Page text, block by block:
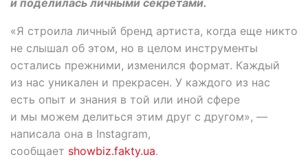
и поделилась личными секретами.
«Я строила личный бренд артиста, когда еще никто
не слышал об этом, но в целом инструменты
остались прежними, изменился формат. Каждый
из нас уникален и прекрасен. У каждого из нас
есть опыт и знания в той или иной сфере
и мы можем делиться этим друг с другом», —
написала она в Instagram,
сообщает showbiz.fakty.ua.